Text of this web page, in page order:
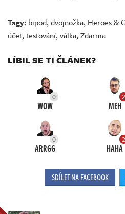
Tagy: bipod,dvojnožka, Heroes &
účet,testování,válka,Zdarma
LÍBIL SE TI ČLÁNEK?
0
WOW
2
MEH
0
ARRGG
2
HAHA
SDÍLET NA FACEBOOK